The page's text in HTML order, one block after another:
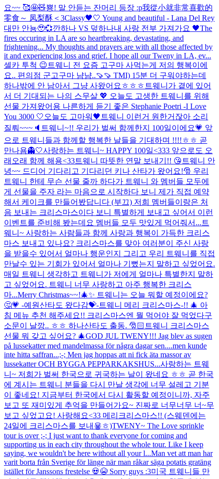
요~~ 🥰🤩🧸뿅! 말 안듣는 잔머리 등장 :p我從小就非常喜歡的
零食～ 凤梨酥＜3Classy🖤🤍 Young and beautiful - Lana Del Rey
대만 안뇽🥹💞깐하나 VS 덮하나내 사랑 전부 가져가요 🖤The
fires occuring in LA are so heartbreaking, devastating, and
frightening... My thoughts and prayers are with all those affected by
it and experiencing loss and grief. I hope all our Tweny in LA, ev...
셀카 투척 😉 트웨니 전 요즘 고구마 사먹는게 저의 행복이에
요.. 편의점 군고구마 냠냠..🍠🍠 TMI) 15분 더 구워야하는데
하나밖에 안 남아서 그냥 사왔어요ㅎㅎㅎ 트웨니가 곁에 있어
서 더 기대되는 나의 스무살 💖 오늘도 고생한 트웨니를 위해
선물 가져왔어용 나른하게 듣기 좋은 Stephanie Poetri -I Love
You 3000 🤍 오늘도 고마워🖤 트웨니 이런거 원한거잖아 소리
질뤄~~~🔈 트웨니~!! 우리가 벌써 함께한지 100일이에요💗 앞
으로 트웨니들과 함께할 행복한 날들을 기대하며 !!!!ㅎㅎ 곧
만나욤👻🤍사랑하는 트웨니~ HAPPY 100일<333 앞으로도 오
래오래 함께 해용<33트웨니 따뜻한 연말 보내기!! 😘 트웨니 안
녕~~ 드디어 기다리고 기다리던 키나 산타가 왔어요!🎅 우리
트웨니 한테 무슨 선물 줄까 하다가 트웨니 와 멤버들 모두에
게 선물을 주자 라는 마음으로 시작하다 보니 제가 직접 예약
해서 케이크를 만들어봤답니다 (부끄) 저희 멤버들이랑은 처
음 보내는 크리스마스이다 보니 특별하게 보내고 싶어서 이런
이벤트를 준비해 봤는데요 멤버들 모두 맛있게 먹어줘서... 트
웨니~ 사랑하는 사람들과 함께 사랑과 행복이 가득한 크리스
마스 보내고 있나요? 크리스마스를 맞아 여러분이 주신 사랑
을 받을수 있어서 얼마나 행운인지 그리고 우리 트웨니를 직접
만날수 있는 기회가 있어서 얼마나 기뻤는지 말하고 싶었어요.
매일 트웨니 생각하고 트웨니가 저에게 얼마나 특별한지 말하
고 싶었어요. 트웨니 너무 사랑하고 아주 행복한 크리스
마...Merry Christmas~~!🎄✨ 트웨니는 오늘 뭐할 예정이에요?
🤔💗 -예원산타도 왔다감💝-트웨니 메리 크리스마스-!! 🎄 아
침 메뉴 추천 해주세요!! 크리스마스엔 뭘 먹어야 잘 먹었다구
소문이 날깡.. ㅎㅎ 하나산타도 출동. 🎅🏻 트웨니 크리스마스
선물 뭐 갖고 싶어요? 🎄GOD JUL TWENY!!! Jag blev as sugen
på lussekatter med mandelmassa för några dagar sen....men kunde
inte hitta saffran...;-; Men jag hoppas att ni fick äta massor av
lussekatter OCH BYGGA PEPPARKAKSHUS...사랑하는 트웨
니~ 저희가 벌써 한국으로 귀국하는 날이 왔네요 ㅎㅎ 곧 한국
에 계시는 트웨니 분들을 다시 만날 생각에 너무 설레고 기분
이 좋네요! 지금부터 한국에서 다시 활동할 예정이니까, 자주
보고 또 재미있게 추억을 만들어가요~ 진짜로 너무너무 너~무
보고 싶었고요! 사랑해요<33 메리크리스마스!! (스웨덴에는
24일에 크리스마스를 보내욯ㅎ)TWENY~ The Love sprinkle
tour is over ;-; I just want to thank everyone for coming and
supporting us in each city throughout the whole tour. Like I keep
saying, we wouldn't be here without all your l...Man vet att man har
varit borta från Sverige för länge när man råkar säga potatis gratäng
istället för Janssons frestelse 💀😭 Sorry guys :3미국 트웨니들 만